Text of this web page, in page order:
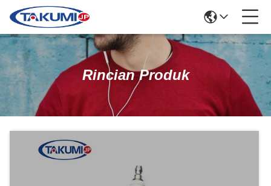
Rincian Produk